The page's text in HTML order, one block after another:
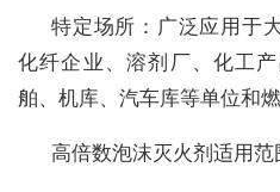
特定场所：广泛应用于
化纤企业、溶剂厂、化工
舶、机库、汽车库等单位和
高倍数泡沫灭火剂适用范